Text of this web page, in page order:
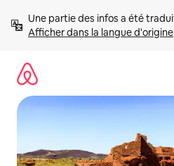
directement
Afficher dans la langue d'origine